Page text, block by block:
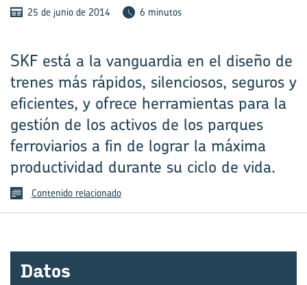
25 de junio de 2014 6 minutos
SKF está a la vanguardia en el diseño de
trenes más rápidos, silenciosos, seguros y
eficientes, y ofrece herramientas para la
gestión de los activos de los parques
ferroviarios a fin de lograr la máxima
productividad durante su ciclo de vida.
Contenido relacionado
Datos